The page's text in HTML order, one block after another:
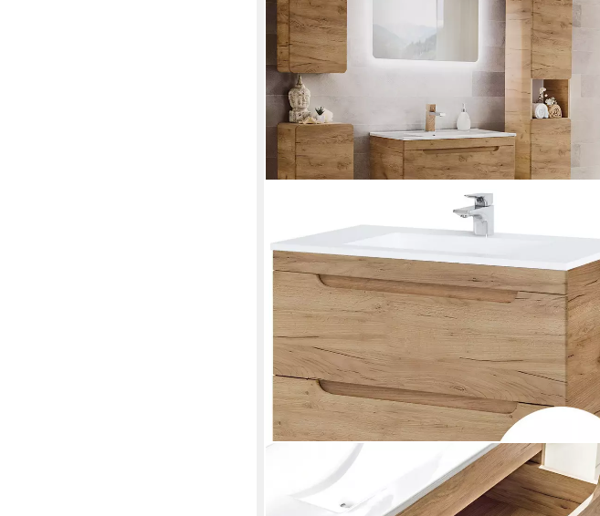
Badmöbel-Set LUTON-56-CRAFT, (Spar-Set, 5-St),
Badezimmer Komplettset in Wotan Eiche Nb. B/H/T ca.